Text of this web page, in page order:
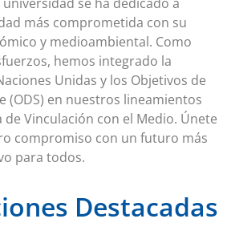
más comprometida con su
y medioambiental. Como
hemos integrado la
Unidas y los Objetivos de
(ODS) en nuestros lineamientos
Vinculación con el Medio. Únete
compromiso con un futuro más
para todos.
Destacadas